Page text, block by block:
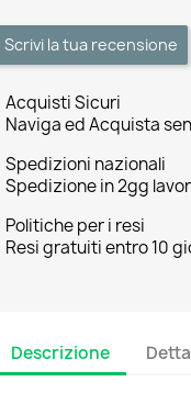
Scrivi la tua recensione
Acquisti Sicuri
Naviga ed Acquista
Spedizioni nazionali
Spedizione in 2gg
Politiche per i resi
Resi gratuiti entro 10
Descrizione